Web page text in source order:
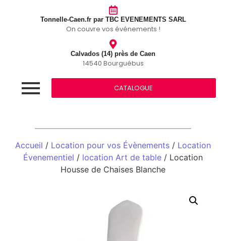
Tonnelle-Caen.fr par TBC EVENEMENTS SARL
On couvre vos événements !
Calvados (14) près de Caen
14540 Bourguébus
CATALOGUE
Accueil / Location pour vos Évènements / Location
Évenementiel / location Art de table / Location
Housse de Chaises Blanche